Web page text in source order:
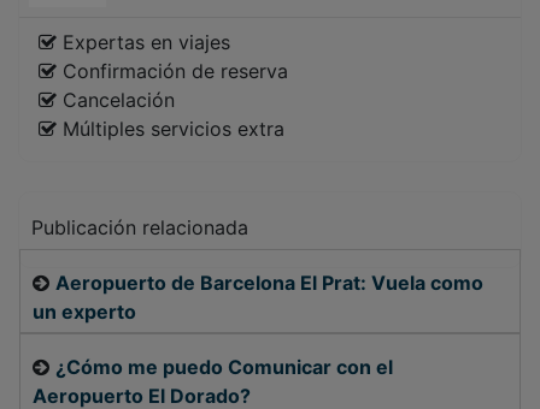
Expertas en viajes
Confirmación de reserva
Cancelación
Múltiples servicios extra
Publicación relacionada
Aeropuerto de Barcelona El Prat: Vuela como
un experto
¿Cómo me puedo Comunicar con el
Aeropuerto El Dorado?